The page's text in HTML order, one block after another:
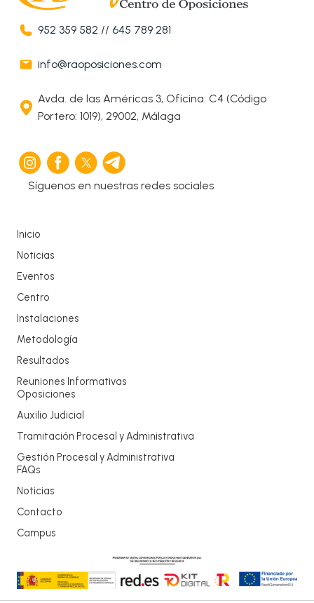
952 359 582 //645 789 281
info@raoposiciones.com
Avda. de las Américas 3, Oficina: C4 (Código
Portero: 1019), 29002, Málaga
Síguenos en nuestras redes sociales
Inicio
Noticias
Eventos
Centro
Instalaciones
Metodología
Resultados
Reuniones Informativas
Oposiciones
Auxilio Judicial
Tramitación Procesal y Administrativa
Gestión Procesal y Administrativa
FAQs
Noticias
Contacto
Campus